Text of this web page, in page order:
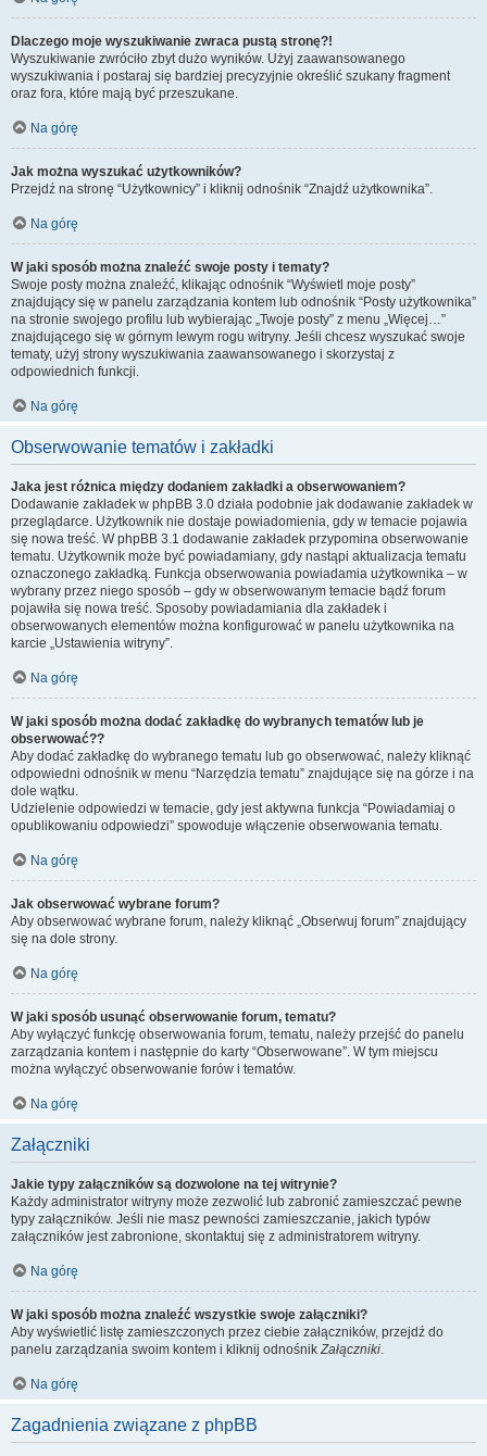
Dlaczego moje wyszukiwanie zwraca pustą stronę?!
Wyszukiwanie zwróciło zbyt dużo wyników. Użyj zaawansowanego
wyszukiwania i postaraj się bardziej precyzyjnie określić szukany fragment
oraz fora, które mają być przeszukane.
Na górę
Jak można wyszukać użytkowników?
Przejdź na stronę “Użytkownicy” i kliknij odnośnik “Znajdź użytkownika”.
Na górę
W jaki sposób można znaleźć swoje posty i tematy?
Swoje posty można znaleźć, klikając odnośnik “Wyświetl moje posty”
znajdujący się w panelu zarządzania kontem lub odnośnik “Posty użytkownika”
na stronie swojego profilu lub wybierając „Twoje posty” z menu „Więcej…”
znajdującego się w górnym lewym rogu witryny. Jeśli chcesz wyszukać swoje
tematy, użyj strony wyszukiwania zaawansowanego i skorzystaj z
odpowiednich funkcji.
Na górę
Obserwowanie tematów i zakładki
Jaka jest różnica między dodaniem zakładki a obserwowaniem?
Dodawanie zakładek w phpBB 3.0 działa podobnie jak dodawanie zakładek w
przeglądarce. Użytkownik nie dostaje powiadomienia, gdy w temacie pojawia
się nowa treść. W phpBB 3.1 dodawanie zakładek przypomina obserwowanie
tematu. Użytkownik może być powiadamiany, gdy nastąpi aktualizacja tematu
oznaczonego zakładką. Funkcja obserwowania powiadamia użytkownika – w
wybrany przez niego sposób – gdy w obserwowanym temacie bądź forum
pojawiła się nowa treść. Sposoby powiadamiania dla zakładek i
obserwowanych elementów można konfigurować w panelu użytkownika na
karcie „Ustawienia witryny”.
Na górę
W jaki sposób można dodać zakładkę do wybranych tematów lub je
obserwować??
Aby dodać zakładkę do wybranego tematu lub go obserwować, należy kliknąć
odpowiedni odnośnik w menu “Narzędzia tematu” znajdujące się na górze i na
dole wątku.
Udzielenie odpowiedzi w temacie, gdy jest aktywna funkcja “Powiadamiaj o
opublikowaniu odpowiedzi” spowoduje włączenie obserwowania tematu.
Na górę
Jak obserwować wybrane forum?
Aby obserwować wybrane forum, należy kliknąć „Obserwuj forum” znajdujący
się na dole strony.
Na górę
W jaki sposób usunąć obserwowanie forum, tematu?
Aby wyłączyć funkcję obserwowania forum, tematu, należy przejść do panelu
zarządzania kontem i następnie do karty “Obserwowane”. W tym miejscu
można wyłączyć obserwowanie forów i tematów.
Na górę
Załączniki
Jakie typy załączników są dozwolone na tej witrynie?
Każdy administrator witryny może zezwolić lub zabronić zamieszczać pewne
typy załączników. Jeśli nie masz pewności zamieszczanie, jakich typów
załączników jest zabronione, skontaktuj się z administratorem witryny.
Na górę
W jaki sposób można znaleźć wszystkie swoje załączniki?
Aby wyświetlić listę zamieszczonych przez ciebie załączników, przejdź do
panelu zarządzania swoim kontem i kliknij odnośnikZałączniki.
Na górę
Zagadnienia związane z phpBB